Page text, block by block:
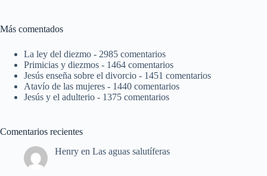
Más comentados
La ley del diezmo - 2985 comentarios
Primicias y diezmos - 1464 comentarios
Jesús enseña sobre el divorcio - 1451 comentarios
Atavío de las mujeres - 1440 comentarios
Jesús y el adulterio - 1375 comentarios
Comentarios recientes
Henry en Las aguas salutíferas